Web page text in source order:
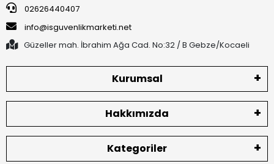
02626440407
info@isguvenlikmarketi.net
Güzeller mah. İbrahim Ağa Cad. No:32 / B Gebze/Kocaeli
Kurumsal
Hakkımızda
Kategoriler